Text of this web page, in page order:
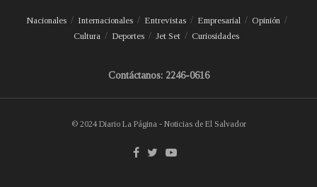
Nacionales Internacionales Entrevistas Empresarial
Opinión
Cultura
Deportes Jet Set Curiosidades
Contáctanos: 2246-0616
© 2024 Diario La Página - Noticias de El Salvador